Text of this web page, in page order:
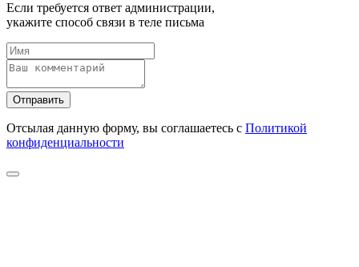
Если требуется ответ администрации,
укажите способ связи в теле письма
Отправить
Отсылая данную форму, вы соглашаетесь с Политикой
конфиденциальности